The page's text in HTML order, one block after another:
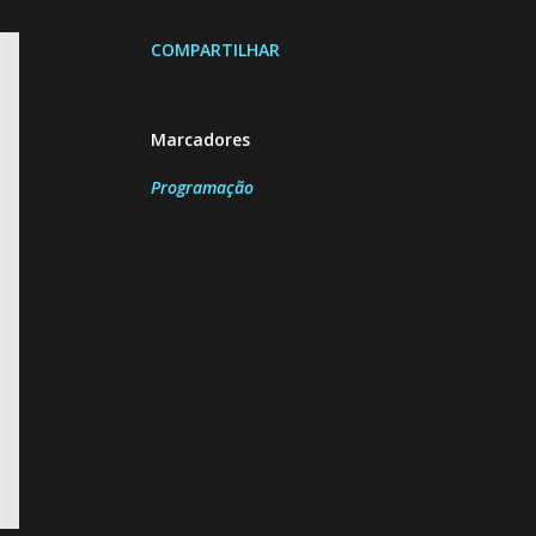
COMPARTILHAR
Marcadores
Programação